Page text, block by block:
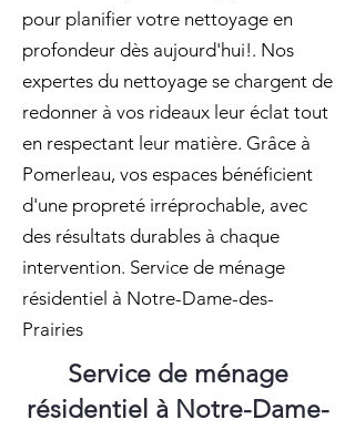
pour planifier votre nettoyage en
profondeur dès aujourd'hui!. Nos
expertes du nettoyage se chargent de
redonner à vos rideaux leur éclat tout
en respectant leur matière. Grâce à
Pomerleau, vos espaces bénéficient
d'une propreté irréprochable, avec
des résultats durables à chaque
intervention. Service de ménage
résidentiel à Notre-Dame-des-
Prairies
Service de ménage
résidentiel à Notre-Dame-